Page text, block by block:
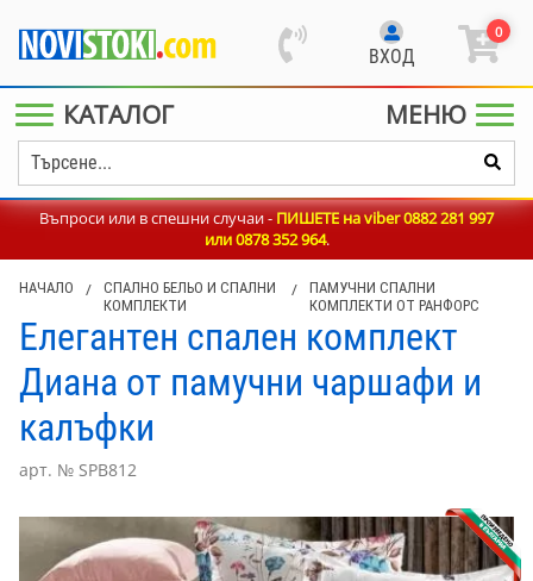
ВХОД
0
КАТАЛОГ МЕНЮ
Въпроси или в спешни случаи -ПИШЕТЕ на viber 0882 281 997
или0878 352 964.
НАЧАЛО /
СПАЛНО БЕЛЬО И СПАЛНИ
КОМПЛЕКТИ
/
ПАМУЧНИ СПАЛНИ
КОМПЛЕКТИ ОТ РАНФОРС
Елегантен спален комплект
Диана от памучни чаршафи и
калъфки
арт. № SPB812